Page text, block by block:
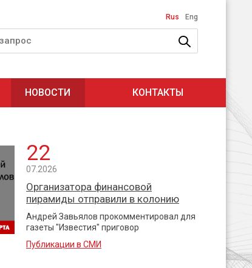
Rus Eng
НОВОСТИ КОНТАКТЫ
22
07.2026
Организатора финансовой
пирамиды отправили в колонию
Андрей Завьялов прокомментировал для
газеты "Известия" приговор
Публикации в СМИ